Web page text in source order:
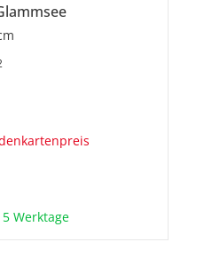
Werktage